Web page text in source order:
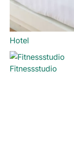
Hotel
Fitnessstudio